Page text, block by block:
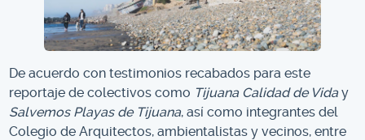
De acuerdo con testimonios recabados para este
reportaje de colectivos como Tijuana Calidad de Viday
Salvemos Playas de Tijuana, así como integrantes del
Colegio de Arquitectos, ambientalistas y vecinos, entre